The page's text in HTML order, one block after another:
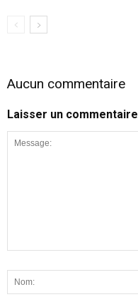
Aucun commentaire
Laisser un commentaire